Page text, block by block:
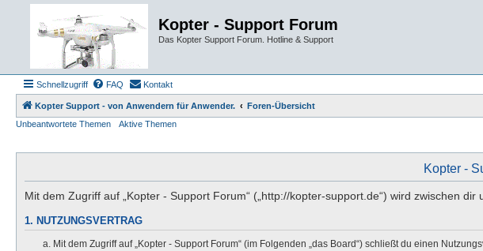
Kopter - Support Forum
Das Kopter Support Forum. Hotline & Support
Schnellzugriff FAQ Kontakt
Kopter Support - von Anwendern für Anwender.
Foren-Übersicht
Unbeantwortete Themen
Aktive Themen
Kopter -
Mit dem Zugriff auf „Kopter - Support Forum“ („http://kopter-support.de“) wird zwischen
1. NUTZUNGSVERTRAG
Mit dem Zugriff auf „Kopter - Support Forum“ (im Folgenden „das Board“) schließt du einen